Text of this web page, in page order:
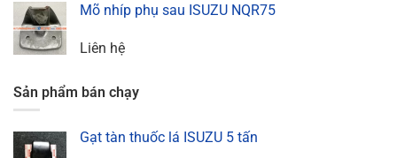
Mõ nhíp phụ sau ISUZU NQR75
Liên hệ
Sản phẩm bán chạy
Gạt tàn thuốc lá ISUZU 5 tấn